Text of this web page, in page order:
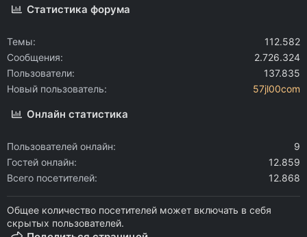
Статистика форума
Темы
112.582
Сообщения
2.726.324
Пользователи
137.835
Новый пользователь
57jl00com
Онлайн статистика
Пользователей онлайн
9
Гостей онлайн
12.859
Всего посетителей
12.868
Общее количество посетителей может включать в себя
скрытых пользователей.